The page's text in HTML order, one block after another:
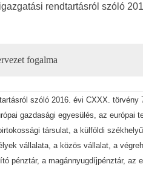
rendtartásról szóló
fogalma
szóló 2016. évi CXXX. törvény
gazdasági egyesülés, az
társulat, a külföldi
vállalata, a közös vállalat, a
pénztár, a magánnyugdíjpénztár,